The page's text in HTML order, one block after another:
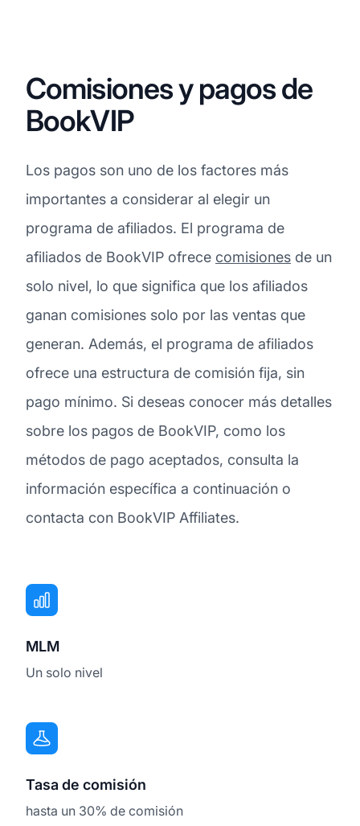
Comisiones y pagos de
BookVIP
Los pagos son uno de los factores más
importantes a considerar al elegir un
programa de afiliados. El programa de
afiliados de BookVIP ofrece comisiones de un
solo nivel, lo que significa que los afiliados
ganan comisiones solo por las ventas que
generan. Además, el programa de afiliados
ofrece una estructura de comisión fija, sin
pago mínimo. Si deseas conocer más detalles
sobre los pagos de BookVIP, como los
métodos de pago aceptados, consulta la
información específica a continuación o
contacta con BookVIP Affiliates.
MLM
Un solo nivel
Tasa de comisión
hasta un 30% de comisión